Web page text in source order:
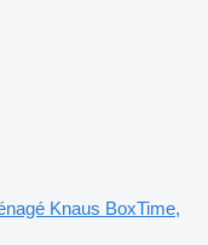
Knaus BoxTime,